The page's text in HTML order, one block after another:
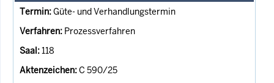
Güte- und Verhandlungstermin
Prozessverfahren
118
C 590/25